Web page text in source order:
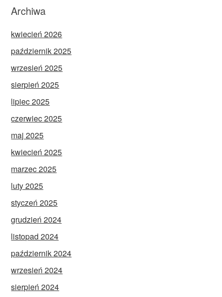
Archiwa
kwiecień 2026
październik 2025
wrzesień 2025
sierpień 2025
lipiec 2025
czerwiec 2025
maj 2025
kwiecień 2025
marzec 2025
luty 2025
styczeń 2025
grudzień 2024
listopad 2024
październik 2024
wrzesień 2024
sierpień 2024